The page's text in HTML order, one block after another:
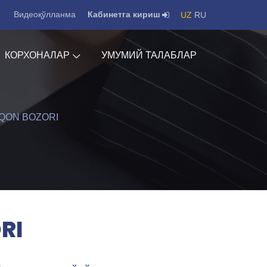
Видеоқўлланма Кабинетга кириш UZ RU
КОРХОНАЛАР УМУМИЙ ТАЛАБЛАР
BOZORI